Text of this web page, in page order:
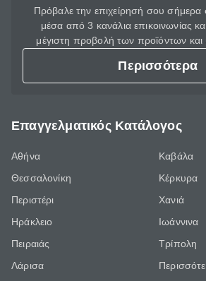
Πρόβαλε την επιχείρησή σου
μέσα από 3 κανάλια επικοινωνίας
μέγιστη προβολή των προϊόντων
Περισσότερα
Επαγγελματικός Κατάλογος
Αθήνα
Θεσσαλονίκη
Περιστέρι
Ηράκλειο
Πειραιάς
Λάρισα
Καβάλα
Κέρκυρα
Χανιά
Ιωάννινα
Τρίπολη